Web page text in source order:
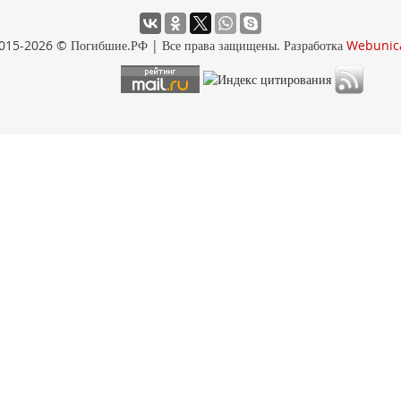
2026 © Погибшие.РФ | Все права защищены. Разработка